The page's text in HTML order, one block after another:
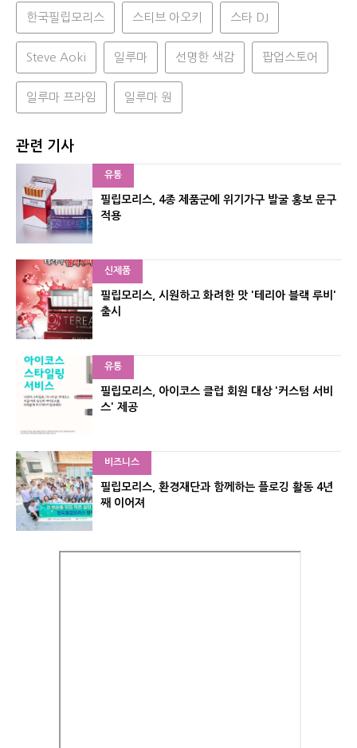
한국필립모리스 스티브 아오키 스타 DJ
Steve Aoki 일루마 선명한 색감 팝업스토어
일루마 프라임 일루마 원
관련 기사
유통
필립모리스, 4종 제품군에 위기가구 발굴 홍보 문구
적용
신제품
필립모리스, 시원하고 화려한 맛 '테리아 블랙 루비'
출시
유통
필립모리스, 아이코스 클럽 회원 대상 '커스텀 서비
스' 제공
비즈니스
필립모리스, 환경재단과 함께하는 플로깅 활동 4년
째 이어져